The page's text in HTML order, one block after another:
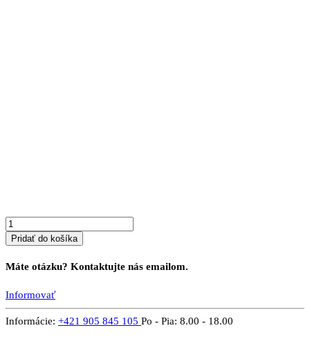
Pridať do košíka
Máte otázku? Kontaktujte nás emailom.
Informovať
Informácie: +421 905 845 105 Po - Pia: 8.00 - 18.00